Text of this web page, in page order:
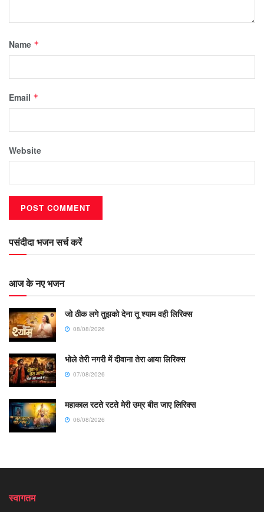
Name *
Email *
Website
पसंदीदा भजन सर्च करें
आज के नए भजन
जो ठीक लगे तुझको देना तू श्याम वही लिरिक्स
08/08/2026
भोले तेरी नगरी में दीवाना तेरा आया लिरिक्स
07/08/2026
महाकाल रटते रटते मेरी उम्र बीत जाए लिरिक्स
06/08/2026
स्वागतम